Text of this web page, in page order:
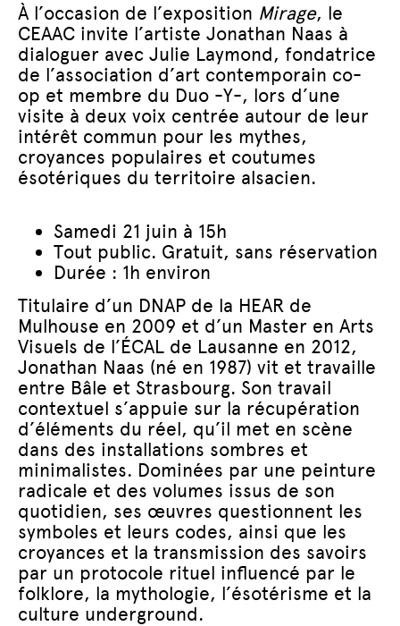
À l’occasion de l’exposition Mirage, le
CEAAC invite l’artiste Jonathan Naas à
dialoguer avec Julie Laymond, fondatrice
de l’association d’art contemporain co-
op et membre du Duo -Y-, lors d’une
visite à deux voix centrée autour de leur
intérêt commun pour les mythes,
croyances populaires et coutumes
ésotériques du territoire alsacien.
Samedi 21 juin à 15h
Tout public. Gratuit, sans réservation
Durée : 1h environ
Titulaire d’un DNAP de la HEAR de
Mulhouse en 2009 et d’un Master en Arts
Visuels de l’ÉCAL de Lausanne en 2012,
Jonathan Naas (né en 1987) vit et travaille
entre Bâle et Strasbourg. Son travail
contextuel s’appuie sur la récupération
d’éléments du réel, qu’il met en scène
dans des installations sombres et
minimalistes. Dominées par une peinture
radicale et des volumes issus de son
quotidien, ses œuvres questionnent les
symboles et leurs codes, ainsi que les
croyances et la transmission des savoirs
par un protocole rituel influencé par le
folklore, la mythologie, l’ésotérisme et la
culture underground.